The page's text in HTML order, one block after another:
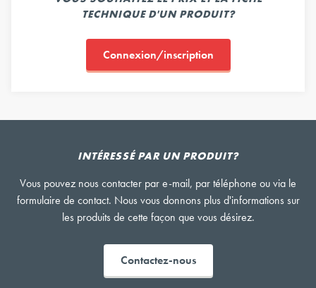
TECHNIQUE D'UN PRODUIT?
Connexion/inscription
INTÉRESSÉ PAR UN PRODUIT?
Vous pouvez nous contacter par e-mail, par téléphone ou via le
formulaire de contact. Nous vous donnons plus d'informations sur
les produits de cette façon que vous désirez.
Contactez-nous